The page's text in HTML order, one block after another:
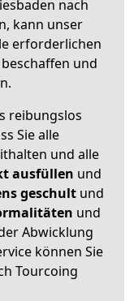
nach
kann unser
erforderlichen
und
reibungslos
Sie alle
und alle
ausfüllen und
geschult und
und
Abwicklung
können Sie
Tourcoing